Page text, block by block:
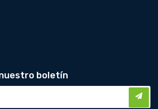
boletín